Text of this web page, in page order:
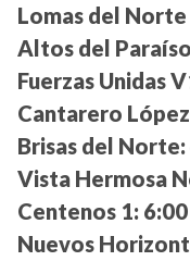
Lomas del
Altos del
Fuerzas Unidas
Cantarero
Brisas del Norte:
Vista Hermosa
Centenos 1:
Nuevos